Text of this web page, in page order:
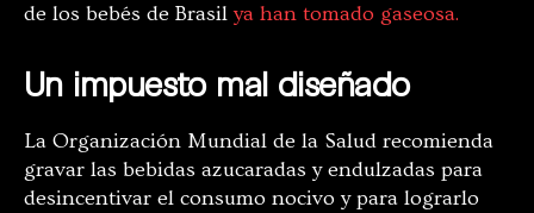
de los bebés de Brasilya han tomado gaseosa.
Un impuesto mal diseñado
La Organización Mundial de la Salud recomienda
gravar las bebidas azucaradas y endulzadas para
desincentivar el consumo nocivo y para lograrlo